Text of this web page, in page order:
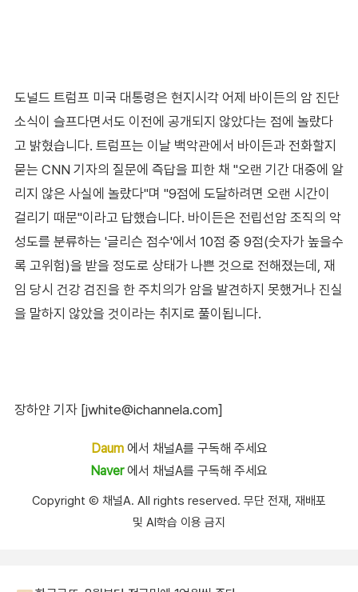
도널드 트럼프 미국 대통령은 현지시각 어제 바이든의 암 진단
소식이 슬프다면서도 이전에 공개되지 않았다는 점에 놀랐다
고 밝혔습니다. 트럼프는 이날 백악관에서 바이든과 전화할지
묻는 CNN 기자의 질문에 즉답을 피한 채 "오랜 기간 대중에 알
리지 않은 사실에 놀랐다"며 "9점에 도달하려면 오랜 시간이
걸리기 때문"이라고 답했습니다. 바이든은 전립선암 조직의 악
성도를 분류하는 '글리슨 점수'에서 10점 중 9점(숫자가 높을수
록 고위험)을 받을 정도로 상태가 나쁜 것으로 전해졌는데, 재
임 당시 건강 검진을 한 주치의가 암을 발견하지 못했거나 진실
을 말하지 않았을 것이라는 취지로 풀이됩니다.
장하얀 기자 [jwhite@ichannela.com]
Daum에서 채널A를 구독해 주세요
Naver에서 채널A를 구독해 주세요
Copyright Ⓒ 채널A. All rights reserved. 무단 전재, 재배포
및 AI학습 이용 금지